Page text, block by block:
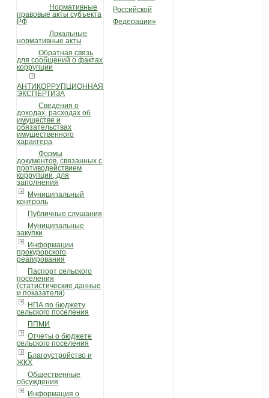
Нормативные
правовые акты субъекта
РФ
Локальные
нормативные акты
Обратная связь
для сообщений о фактах
коррупции
АНТИКОРРУПЦИОННАЯ
ЭКСПЕРТИЗА
Сведения о
доходах, расходах об
имуществе и
обязательствах
имущественного
характера
Формы
документов, связанных с
противодействием
коррупции, для
заполнения
Муниципальный
контроль
Публичные слушания
Муниципальные
закупки
Информации
прокурорского
реагирования
Паспорт сельского
поселения
(статистические данные
и показатели)
НПА по бюджету
сельского поселения
ППМИ
Отчеты о бюджете
сельского поселения
Благоустройство и
ЖКХ
Общественные
обсуждения
Информация о
Российской
Федерации»